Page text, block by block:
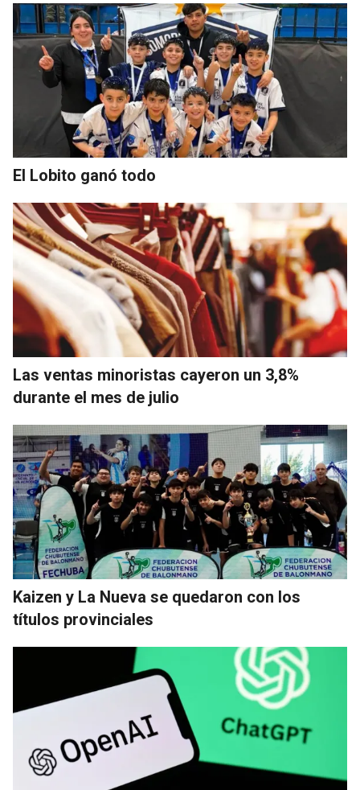
El Lobito ganó todo
Las ventas minoristas cayeron un 3,8%
durante el mes de julio
Kaizen y La Nueva se quedaron con los
títulos provinciales